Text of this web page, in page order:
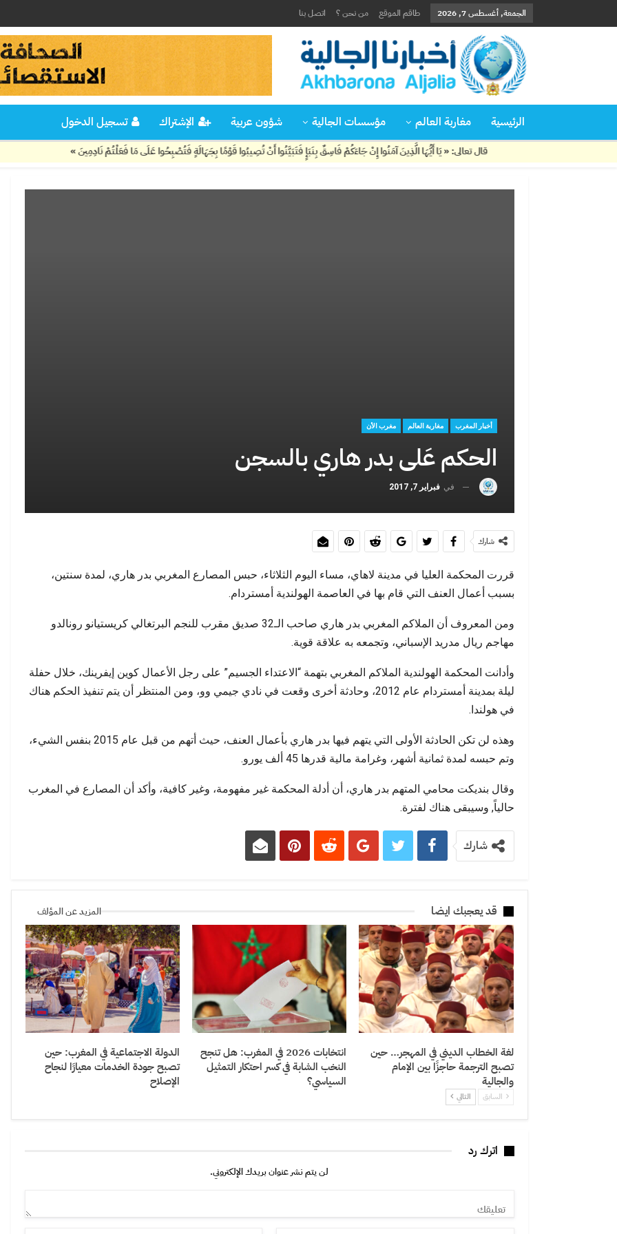
الجمعة, أغسطس 7, 2026 طاقم الموقع من نحن ؟ اتصل بنا
الرئيسية مغاربة العالم مؤسسات الجالية شؤون عربية الإشتراك تسجيل الدخول
قال تعالى: « يَا أَيُّهَا الَّذِينَ آمَنُوا إِنْ جَاءَكُمْ فَاسِقٌ بِنَبَإٍ فَتَبَيَّنُوا أَنْ تُصِيبُوا قَوْمًا بِجَهَالَةٍ فَتُصْبِحُوا عَلَى مَا فَعَلْتُمْ نَادِمِينَ »
أخبار المغرب مغاربة العالم مغرب الأن
الحكم عَلى بدر هاري بالسجن
في فبراير 7, 2017
شارك
قررت المحكمة العليا في مدينة لاهاي، مساء اليوم الثلاثاء، حبس المصارع المغربي بدر هاري، لمدة سنتين،
بسبب أعمال العنف التي قام بها في العاصمة الهولندية أمستردام.
ومن المعروف أن الملاكم المغربي بدر هاري صاحب الـ32 صديق مقرب للنجم البرتغالي كريستيانو رونالدو
مهاجم ريال مدريد الإسباني، وتجمعه به علاقة قوية.
وأدانت المحكمة الهولندية الملاكم المغربي بتهمة “الاعتداء الجسيم” على رجل الأعمال كوين إيفرينك، خلال حفلة
ليلة بمدينة أمستردام عام 2012، وحادثة أخرى وقعت في نادي جيمي وو، ومن المنتظر أن يتم تنفيذ الحكم هناك
في هولندا.
وهذه لن تكن الحادثة الأولى التي يتهم فيها بدر هاري بأعمال العنف، حيث أتهم من قبل عام 2015 بنفس الشيء،
وتم حبسه لمدة ثمانية أشهر، وغرامة مالية قدرها 45 ألف يورو.
وقال بنديكت محامي المتهم بدر هاري، أن أدلة المحكمة غير مفهومة، وغير كافية، وأكد أن المصارع في المغرب
حالياً, وسيبقى هناك لفترة.
شارك
قد يعجبك ايضا المزيد عن المؤلف
لغة الخطاب الديني في المهجر… حين
تصبح الترجمة حاجزًا بين الإمام
والجالية
انتخابات 2026 في المغرب: هل تنجح
النخب الشابة في كسر احتكار التمثيل
السياسي؟
الدولة الاجتماعية في المغرب: حين
تصبح جودة الخدمات معيارًا لنجاح
الإصلاح
السابق التالي
اترك رد
لن يتم نشر عنوان بريدك الإلكتروني.
بين اليأس والهجرة الجماعية: ماذا تكشف
أحداث سبتة عن التحولات…
الدولة الاجتماعية في المغرب: حين تصبح
جودة الخدمات معيارًا…